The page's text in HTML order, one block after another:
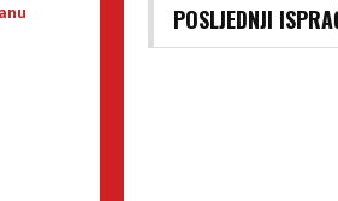
Tamburaškog orkestra HRT-a
završeno obilježavanje pete
obljetnice Riznice Međimurja
POSLJEDNJI